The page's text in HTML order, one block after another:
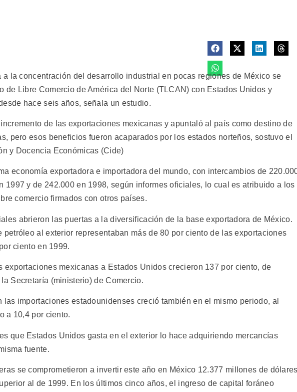
a la concentración del desarrollo industrial en pocas regiones de México se
de Libre Comercio de América del Norte (TLCAN) con Estados Unidos y
hace seis años, señala un estudio.
de las exportaciones mexicanas y apuntaló al país como destino de
pero esos beneficios fueron acaparados por los estados norteños, sostuvo el
y Docencia Económicas (Cide)
economía exportadora e importadora del mundo, con intercambios de
1997 y de 242.000 en 1998, según informes oficiales, lo cual es atribuido a los
comercio firmados con otros países.
abrieron las puertas a la diversificación de la base exportadora de México.
petróleo al exterior representaban más de 80 por ciento de las exportaciones
ciento en 1999.
exportaciones mexicanas a Estados Unidos crecieron 137 por ciento, de
Secretaría (ministerio) de Comercio.
las importaciones estadounidenses creció también en el mismo periodo, al
a 10,4 por ciento.
que Estados Unidos gasta en el exterior lo hace adquiriendo mercancías
fuente.
se comprometieron a invertir este año en México 12.377 millones de
al de 1999. En los últimos cinco años, el ingreso de capital foráneo